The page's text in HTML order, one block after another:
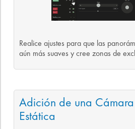
Realice ajustes para que las
aún más suaves y cree zonas de
Adición de una
Estática